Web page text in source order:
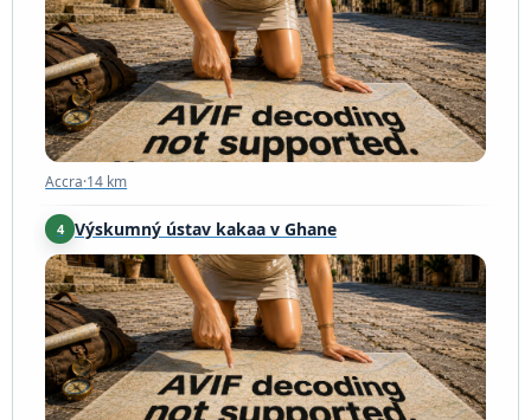
Accra·14 km
Accra·14 km
4 Výskumný ústav kakaa v Ghane
Akyem Kukurantumi·77 km